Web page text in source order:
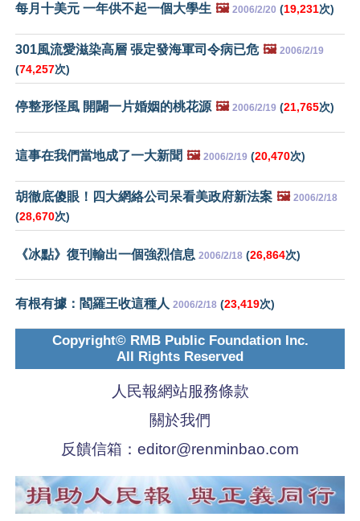
每月十美元 一年供不起一個大學生 🖼️ 2006/2/20 (19,231次)
301風流愛滋染高層 張定發海軍司令病已危 🖼️ 2006/2/19
(74,257次)
停整形怪風 開闢一片婚姻的桃花源 🖼️ 2006/2/19 (21,765次)
這事在我們當地成了一大新聞 🖼️ 2006/2/19 (20,470次)
胡徹底傻眼！四大網絡公司呆看美政府新法案 🖼️ 2006/2/18
(28,670次)
《冰點》復刊輸出一個強烈信息 2006/2/18 (26,864次)
有根有據：閻羅王收這種人 2006/2/18 (23,419次)
Copyright© RMB Public Foundation Inc.
All Rights Reserved
人民報網站服務條款
關於我們
反饋信箱： editor@renminbao.com